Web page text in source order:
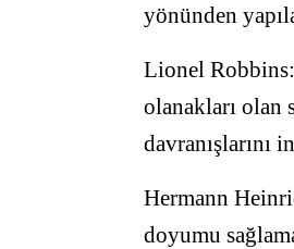
yönünden
Lionel
olanakları olan
davranışlarını
Hermann
doyumu